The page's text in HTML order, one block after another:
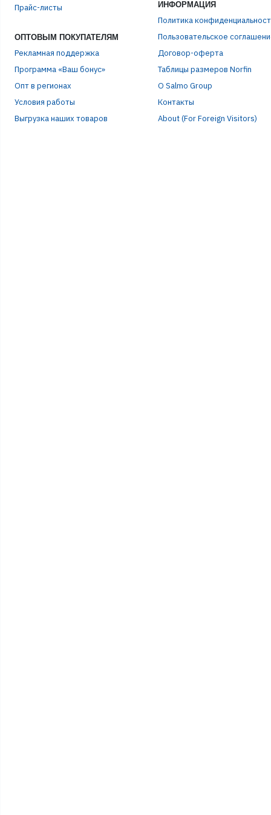
Прайс-листы
ОПТОВЫМ ПОКУПАТЕЛЯМ
Рекламная поддержка
Программа «Ваш бонус»
Опт в регионах
Условия работы
Выгрузка наших товаров
ИНФОРМАЦИЯ
Политика
Пользовательское
Договор-оферта
Таблицы размеров Norfin
О Salmo Group
Контакты
About (For Foreign Visitors)